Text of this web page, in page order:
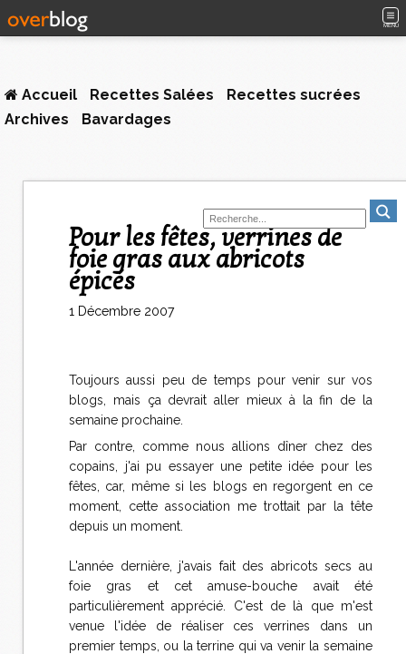
MENU
Accueil Recettes Salées
Recettes sucrées
Archives
Bavardages
Pour les fêtes, verrines de
foie gras aux abricots
épicés
1 Décembre 2007
Toujours aussi peu de temps pour venir sur vos
blogs, mais ça devrait aller mieux à la fin de la
semaine prochaine.
Par contre, comme nous allions dîner chez des
copains, j'ai pu essayer une petite idée pour les
fêtes, car, même si les blogs en regorgent en ce
moment, cette association me trottait par la tête
depuis un moment.
L'année dernière, j'avais fait des abricots secs au
foie gras et cet amuse-bouche avait été
particulièrement apprécié. C'est de là que m'est
venue l'idée de réaliser ces verrines dans un
premier temps, ou la terrine qui va venir la semaine